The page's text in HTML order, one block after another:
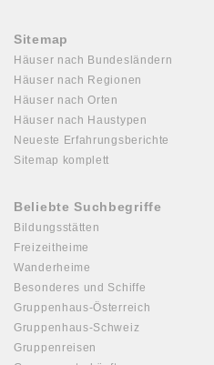
Sitemap
Häuser nach Bundesländern
Häuser nach Regionen
Häuser nach Orten
Häuser nach Haustypen
Neueste Erfahrungsberichte
Sitemap komplett
Beliebte Suchbegriffe
Bildungsstätten
Freizeitheime
Wanderheime
Besonderes und Schiffe
Gruppenhaus-Österreich
Gruppenhaus-Schweiz
Gruppenreisen